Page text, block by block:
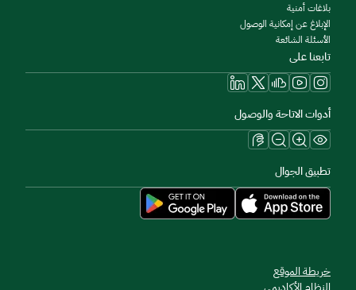
بلاغات أمنية
الإبلاغ عن إمكانية الوصول
الأسئلة الشائعة
تابعنا على
أدوات الاتاحة والوصول
تطبيق الجوال
خريطة الموقع